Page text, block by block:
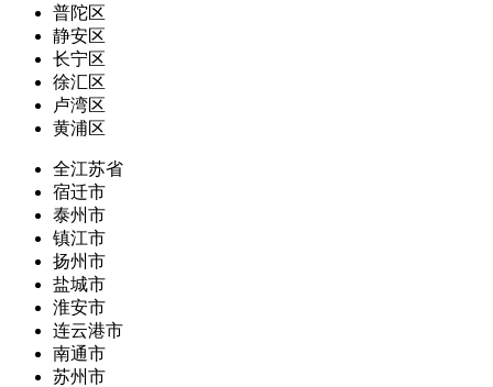
普陀区
静安区
长宁区
徐汇区
卢湾区
黄浦区
全江苏省
宿迁市
泰州市
镇江市
扬州市
盐城市
淮安市
连云港市
南通市
苏州市